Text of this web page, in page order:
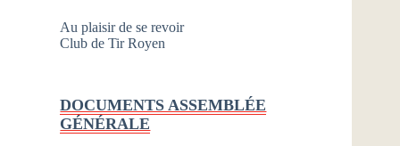
Au plaisir de se revoir
Club de Tir Royen
DOCUMENTS ASSEMBLÉE
GÉNÉRALE